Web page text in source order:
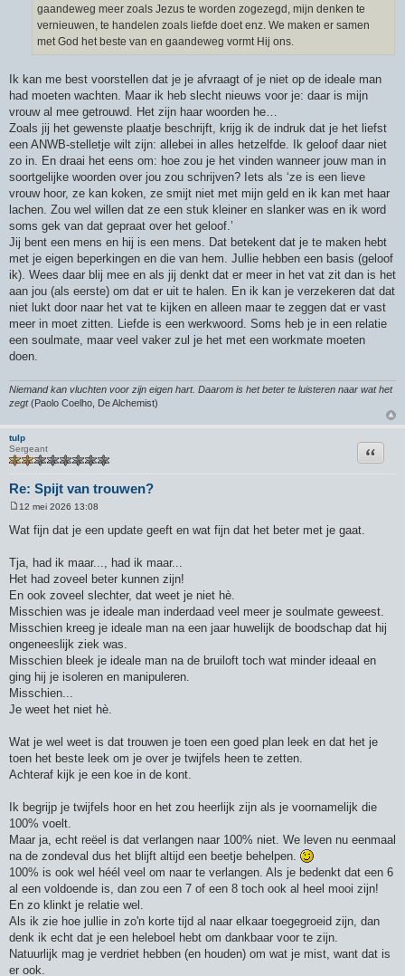
gaandeweg meer zoals Jezus te worden zogezegd, mijn denken te
vernieuwen, te handelen zoals liefde doet enz. We maken er samen
met God het beste van en gaandeweg vormt Hij ons.
Ik kan me best voorstellen dat je je afvraagt of je niet op de ideale man
had moeten wachten. Maar ik heb slecht nieuws voor je: daar is mijn
vrouw al mee getrouwd. Het zijn haar woorden he…
Zoals jij het gewenste plaatje beschrijft, krijg ik de indruk dat je het liefst
een ANWB-stelletje wilt zijn: allebei in alles hetzelfde. Ik geloof daar niet
zo in. En draai het eens om: hoe zou je het vinden wanneer jouw man in
soortgelijke woorden over jou zou schrijven? Iets als ‘ze is een lieve
vrouw hoor, ze kan koken, ze smijt niet met mijn geld en ik kan met haar
lachen. Zou wel willen dat ze een stuk kleiner en slanker was en ik word
soms gek van dat gepraat over het geloof.’
Jij bent een mens en hij is een mens. Dat betekent dat je te maken hebt
met je eigen beperkingen en die van hem. Jullie hebben een basis (geloof
ik). Wees daar blij mee en als jij denkt dat er meer in het vat zit dan is het
aan jou (als eerste) om dat er uit te halen. En ik kan je verzekeren dat dat
niet lukt door naar het vat te kijken en alleen maar te zeggen dat er vast
meer in moet zitten. Liefde is een werkwoord. Soms heb je in een relatie
een soulmate, maar veel vaker zul je het met een workmate moeten
doen.
Niemand kan vluchten voor zijn eigen hart. Daarom is het beter te luisteren naar wat het
zegt(Paolo Coelho, De Alchemist)
tulp
Sergeant
Re: Spijt van trouwen?
Citeer
e
r
h
t
12 mei 2026 13:08
Wat fijn dat je een update geeft en wat fijn dat het beter met je gaat.
Tja, had ik maar..., had ik maar...
Het had zoveel beter kunnen zijn!
En ook zoveel slechter, dat weet je niet hè.
Misschien was je ideale man inderdaad veel meer je soulmate geweest.
Misschien kreeg je ideale man na een jaar huwelijk de boodschap dat hij
ongeneeslijk ziek was.
Misschien bleek je ideale man na de bruiloft toch wat minder ideaal en
ging hij je isoleren en manipuleren.
Misschien...
Je weet het niet hè.
Wat je wel weet is dat trouwen je toen een goed plan leek en dat het je
toen het beste leek om je over je twijfels heen te zetten.
Achteraf kijk je een koe in de kont.
Ik begrijp je twijfels hoor en het zou heerlijk zijn als je voornamelijk die
100% voelt.
Maar ja, echt reëel is dat verlangen naar 100% niet. We leven nu eenmaal
na de zondeval dus het blijft altijd een beetje behelpen.
100% is ook wel héél veel om naar te verlangen. Als je bedenkt dat een 6
al een voldoende is, dan zou een 7 of een 8 toch ook al heel mooi zijn!
En zo klinkt je relatie wel.
Als ik zie hoe jullie in zo'n korte tijd al naar elkaar toegegroeid zijn, dan
denk ik echt dat je een heleboel hebt om dankbaar voor te zijn.
Natuurlijk mag je verdriet hebben (en houden) om wat je mist, want dat is
er ook.